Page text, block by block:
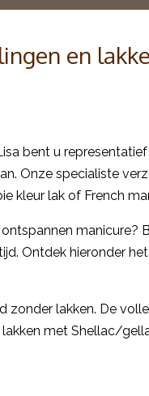
en
bent u
Onze specialiste
kleur lak of French
manicure?
Ontdek hieronder
zonder lakken. De
met Shellac/